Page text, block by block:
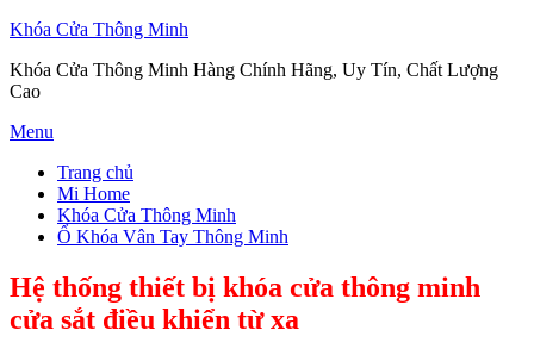
Khóa Cửa Thông Minh
Khóa Cửa Thông Minh Hàng Chính Hãng, Uy Tín, Chất Lượng
Cao
Skip
content
Menu
Trang chủ
Mi Home
Khóa Cửa Thông Minh
Ổ Khóa Vân Tay Thông Minh
Hệ thống thiết bị khóa cửa thông minh
cửa sắt điều khiển từ xa